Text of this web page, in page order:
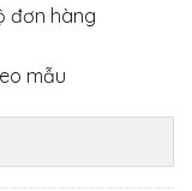
đơn hàng
mẫu